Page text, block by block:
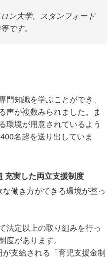
ン大学、スタンフォード
です。
知識を学ぶことができ、
声が複数みられました。ま
環境が用意されているよう
名超を送り出していま
充実した両立支援制度
働き方ができる環境が整っ
法定以上の取り組みを行っ
があります。
が支給される「育児支援金制